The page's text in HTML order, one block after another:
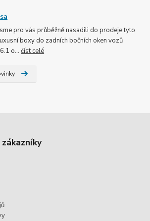
pro vás průběžně nasadili do prodeje tyto
boxy do zadních bočních oken vozů
o...číst celé